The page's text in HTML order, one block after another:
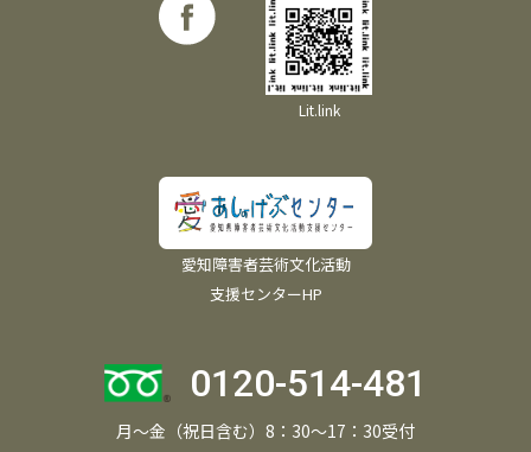
Lit.link
愛知障害者芸術文化活動
支援センターHP
0120-514-481
月～金（祝日含む）8：30～17：30受付